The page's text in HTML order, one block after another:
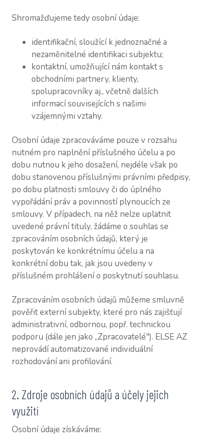
Shromažďujeme tedy osobní údaje:
identifikační, sloužící k jednoznačné a
nezaměnitelné identifikaci subjektu;
kontaktní, umožňující nám kontakt s
obchodními partnery, klienty,
spolupracovníky aj., včetně dalších
informací souvisejících s našimi
vzájemnými vztahy.
Osobní údaje zpracováváme pouze v rozsahu
nutném pro naplnění příslušného účelu a po
dobu nutnou k jeho dosažení, nejdéle však po
dobu stanovenou příslušnými právními předpisy,
po dobu platnosti smlouvy či do úplného
vypořádání práv a povinností plynoucích ze
smlouvy. V případech, na něž nelze uplatnit
uvedené právní tituly, žádáme o souhlas se
zpracováním osobních údajů, který je
poskytován ke konkrétnímu účelu a na
konkrétní dobu tak, jak jsou uvedeny v
příslušném prohlášení o poskytnutí souhlasu.
Zpracováním osobních údajů můžeme smluvně
pověřit externí subjekty, které pro nás zajišťují
administrativní, odbornou, popř. technickou
podporu (dále jen jako „Zpracovatelé"). ELSE AZ
neprovádí automatizované individuální
rozhodování ani profilování.
2. Zdroje osobních údajů a účely jejich
využití
Osobní údaje získáváme: